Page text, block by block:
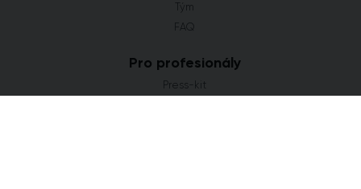
Tým
FAQ
Pro profesionály
Press-kit